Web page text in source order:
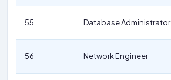
55 Database Administrator
56 Network Engineer